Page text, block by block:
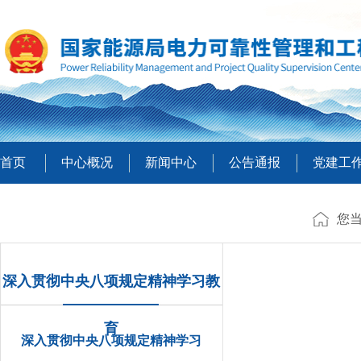
首页 中心概况 新闻中心 公告通报 党建工
您
深入贯彻中央八项规定精神学习教
育
深入贯彻中央八项规定精神学习